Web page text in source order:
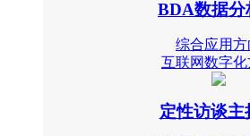
BDA数据分
综合应用方
互联网数字化
定性访谈主